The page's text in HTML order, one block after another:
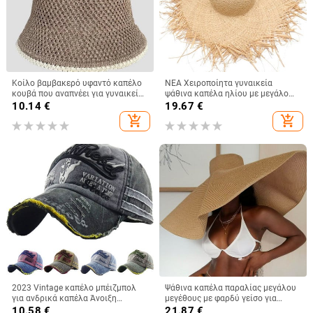
Κοίλο βαμβακερό υφαντό καπέλο
κουβά που αναπνέει για γυναικεία
μόδα 2023 καλοκαιρινά
καλύμματα μικρής μαρκίζας για
κυρίες Πλεκτό καπέλο νιπτήρα
10.14€
add_shopping_cart
ΝΕΑ Χειροποίητα γυναικεία
ψάθινα καπέλα ηλίου με μεγάλο
φαρδύ γείσο Gilrs υψηλής
ποιότητας Natural Raffia Panama
Beach Ψάθινα σκουφάκια για τον
19.67 €
add_shopping_cart
2023 Vintage καπέλο μπέιζμπολ
για ανδρικά καπέλα Άνοιξη
Καλοκαίρι Ανδρικά καπέλα
Ψάθινα καπέλα παραλίας μεγάλου
μεγέθους με φαρδύ γείσο για
γυναίκες Με μεγάλη προστασία